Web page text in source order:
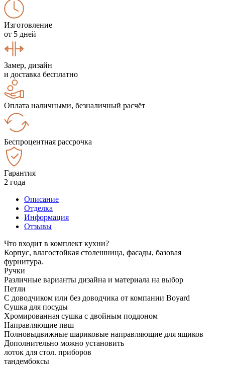
Изготовление
от 5 дней
Замер, дизайн
и доставка бесплатно
Оплата наличными, безналичный расчёт
Беспроцентная рассрочка
Гарантия
2 года
Описание
Отделка
Информация
Отзывы
Что входит в комплект кухни?
Корпус, влагостойкая столешница, фасады, базовая
фурнитура.
Ручки
Различные варианты дизайна и материала на выбор
Петли
С доводчиком или без доводчика от компании Boyard
Сушка для посуды
Хромированная сушка с двойным поддоном
Направляющие пвш
Полновыдвижные шариковые направляющие для ящиков
Дополнительно можно установить
лоток для стол. приборов
тандембоксы